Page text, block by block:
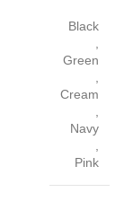
tidak perlu di
Black
Green
Cream
Navy
Pink